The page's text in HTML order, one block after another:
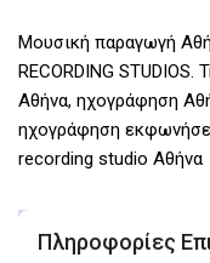
Μουσική παραγωγή
RECORDING
Αθήνα, ηχογράφηση
ηχογράφηση
recording studio Αθήνα
Πληροφορίες